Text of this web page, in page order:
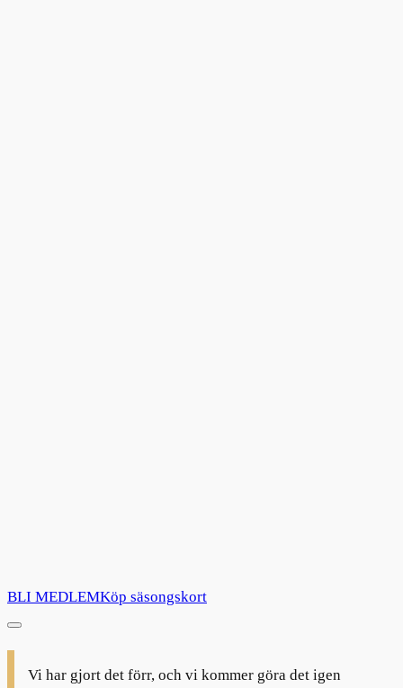
BLI MEDLEMKöp säsongskort
Vi har gjort det förr, och vi kommer göra det igen